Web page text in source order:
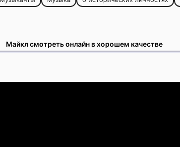
Майкл смотреть онлайн в хорошем качестве